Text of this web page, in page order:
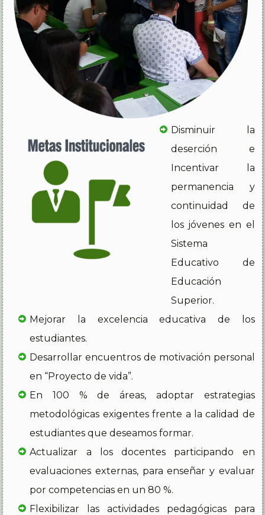
Disminuir la
deserción e
Incentivar la
permanencia y
continuidad de
los jóvenes en el
Sistema
Educativo de
Educación
Superior.
Mejorar la excelencia educativa de los
estudiantes.
Desarrollar encuentros de motivación personal
en “Proyecto de vida”.
En 100 % de áreas, adoptar estrategias
metodológicas exigentes frente a la calidad de
estudiantes que deseamos formar.
Actualizar a los docentes participando en
evaluaciones externas, para enseñar y evaluar
por competencias en un 80 %.
Flexibilizar las actividades pedagógicas para